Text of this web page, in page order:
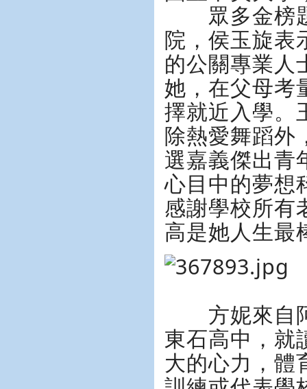
眾多金榜題
院，侯玉旋表
的公關專業人
她，在父母考
擇就近入學。
除熱愛舞蹈外
選嘉義傑出青
心目中的夢想
感謝學校所有
高是她人生最
方妮來自阿
東石高中，就
大的心力，體